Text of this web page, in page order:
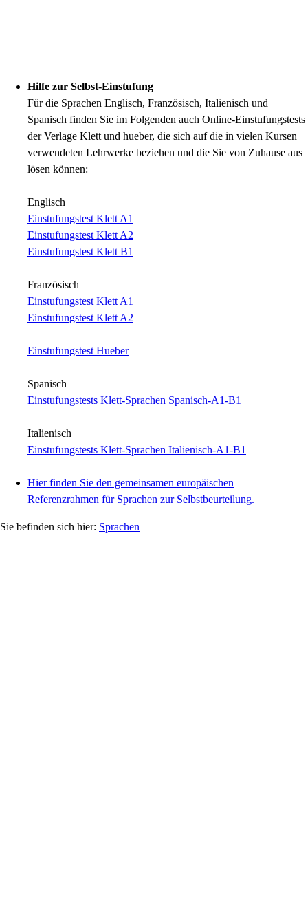
Hilfe zur Selbst-Einstufung
Für die Sprachen Englisch, Französisch, Italienisch und
Spanisch finden Sie im Folgenden auch Online-Einstufungstests
der Verlage Klett und hueber, die sich auf die in vielen Kursen
verwendeten Lehrwerke beziehen und die Sie von Zuhause aus
lösen können:
Englisch
Einstufungstest Klett A1
Einstufungstest Klett A2
Einstufungstest Klett B1
Französisch
Einstufungstest Klett A1
Einstufungstest Klett A2
Einstufungstest Hueber
Spanisch
Einstufungstests Klett-Sprachen Spanisch-A1-B1
Italienisch
Einstufungstests Klett-Sprachen Italienisch-A1-B1
Hier finden Sie den gemeinsamen europäischen
Referenzrahmen für Sprachen zur Selbstbeurteilung.
Sprachen